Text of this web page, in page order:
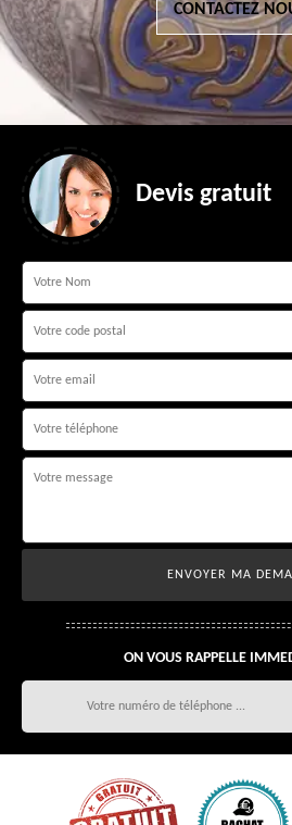
CONTACTEZ
Devis gratuit
ON VOUS RAPPELLE